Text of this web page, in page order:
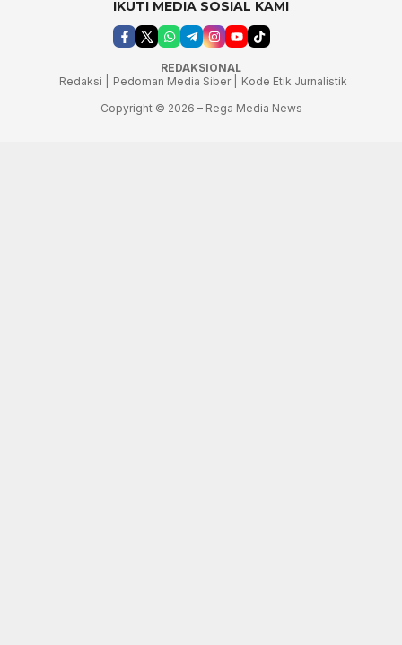
IKUTI MEDIA SOSIAL KAMI
REDAKSIONAL
Redaksi |
Pedoman Media Siber |
Kode Etik Jurnalistik
Copyright © 2026 – Rega Media News